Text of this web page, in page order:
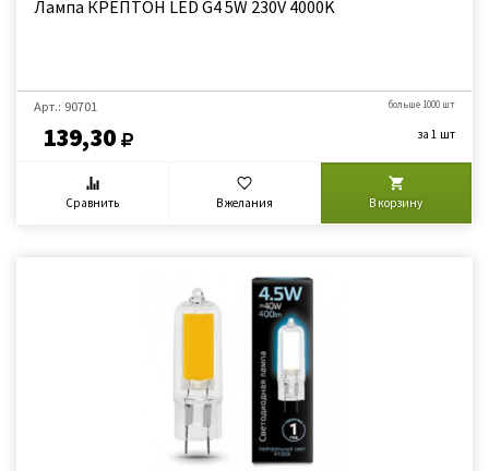
Лампа КРЕПТОН LED G4 5W 230V 4000K
Арт.: 90701
139,30
больше 1000 шт
за 1 шт
Сравнить В желания В корзину